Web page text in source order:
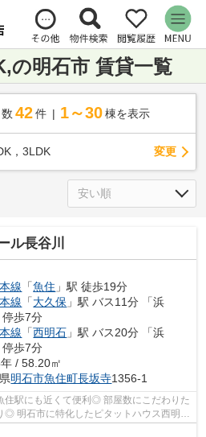
の明石市 賃貸一覧
42 件 1～30 棟を表示
，3LDK 変更
ル長谷川
線 「魚住 」駅 徒歩19分
線 「大久保 」駅 バス11分 「浜
停歩7分
線 「西明石 」駅 バス20分 「浜
停歩7分
/ 58.20㎡
明石市魚住町長坂寺1356-1
て便利◎ 部屋数にこだわりた
明石
望...